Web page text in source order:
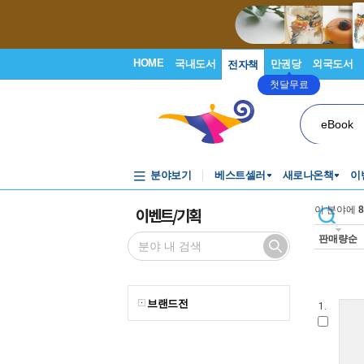
HOME 국내도서 전자책 만권당
첫달무료
외국도서
eBook
분야보기 베스트셀러 새로나온책 이
이벤트/기획
브랜드전
이 분야에 8
판매량순
1.